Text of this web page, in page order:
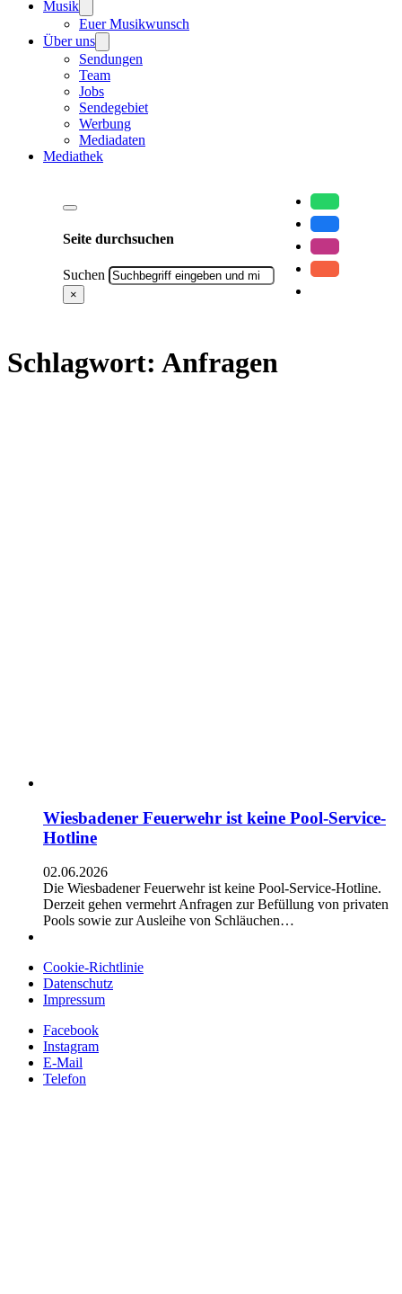
Musik
Euer Musikwunsch
Über uns
Sendungen
Team
Jobs
Sendegebiet
Werbung
Mediadaten
Mediathek
Seite durchsuchen
Suchen
×
Schlagwort: Anfragen
Wiesbadener Feuerwehr ist keine Pool-Service-
Hotline
02.06.2026
Die Wiesbadener Feuerwehr ist keine Pool-Service-Hotline.
Derzeit gehen vermehrt Anfragen zur Befüllung von privaten
Pools sowie zur Ausleihe von Schläuchen…
Cookie-Richtlinie
Datenschutz
Impressum
Facebook
Instagram
E-Mail
Telefon